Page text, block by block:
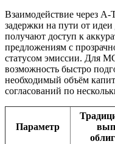
Взаимодействие через
задержки на пути от
получают доступ к
предложениям с
статусом эмиссии. Для
возможность быстро
необходимый объём
согласований по
Параметр